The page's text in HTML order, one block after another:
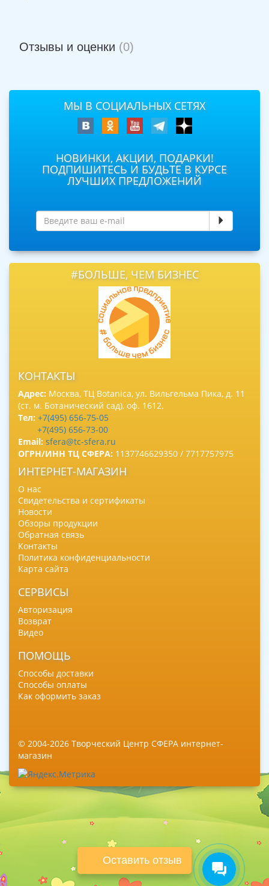
Отзывы и оценки (0)
Оставить отзыв
МЫ В СОЦИАЛЬНЫХ СЕТЯХ
НОВИНКИ, АКЦИИ, ПОДАРКИ!
ПОДПИШИТЕСЬ И БУДЬТЕ В КУРСЕ
ЛУЧШИХ ПРЕДЛОЖЕНИЙ
#БОЛЬШЕ, ЧЕМ БИЗНЕС
КОНТАКТЫ
Адрес: Москва, ТЦ Botanica, ул. Вильгельма Пика, д. 11
(ст. м. Ботанический сад), оф. 1612.
Тел: +7(495) 656-75-05
+7(495) 656-73-00
Email: sfera@tc-sfera.ru
ОГРН/ИНН ТЦ СФЕРА: 1137746629350 / 7717757975
ИНТЕРНЕТ-МАГАЗИН
О нас
Свидетельства и сертификаты
Новости
Обзоры продукции
Обратная связь
Контакты
Политика конфиденциальности
Карта сайта
СЕРВИСЫ
Авторизация
Возврат
Видео
ПОМОЩЬ
Способы доставки
Способы оплаты
Как оформить заказ
© 2004-2026 Творческий Центр СФЕРА интернет-
магазин